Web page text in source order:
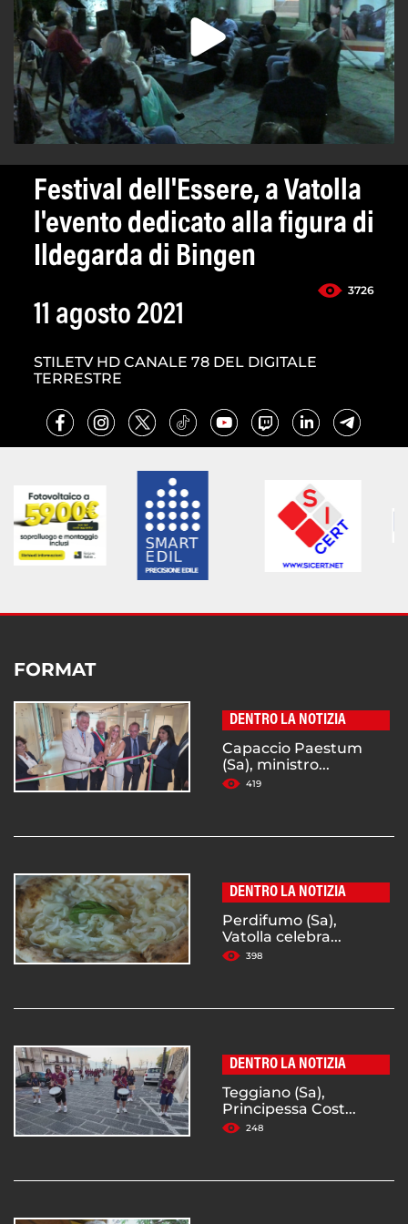
Festival dell'Essere, a Vatolla
l'evento dedicato alla figura di
Ildegarda di Bingen
3726
11 agosto 2021
STILETV HD CANALE 78 DEL DIGITALE
TERRESTRE
FORMAT
DENTRO LA NOTIZIA
Capaccio Paestum
(Sa), ministro...
419
DENTRO LA NOTIZIA
Perdifumo (Sa),
Vatolla celebra...
398
DENTRO LA NOTIZIA
Teggiano (Sa),
Principessa Cost...
248